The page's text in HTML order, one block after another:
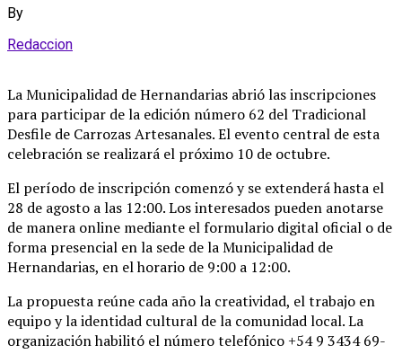
By
Redaccion
La Municipalidad de Hernandarias abrió las inscripciones
para participar de la edición número 62 del Tradicional
Desfile de Carrozas Artesanales. El evento central de esta
celebración se realizará el próximo 10 de octubre.
El período de inscripción comenzó y se extenderá hasta el
28 de agosto a las 12:00. Los interesados pueden anotarse
de manera online mediante el formulario digital oficial o de
forma presencial en la sede de la Municipalidad de
Hernandarias, en el horario de 9:00 a 12:00.
La propuesta reúne cada año la creatividad, el trabajo en
equipo y la identidad cultural de la comunidad local. La
organización habilitó el número telefónico +54 9 3434 69-